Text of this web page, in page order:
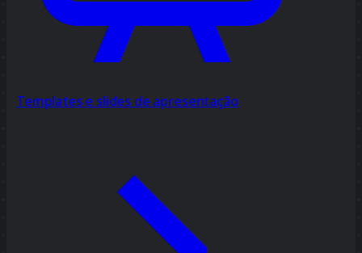
Templates e slides de apresentação